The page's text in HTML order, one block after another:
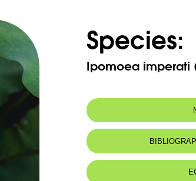
Species:
Ipomoea imperati